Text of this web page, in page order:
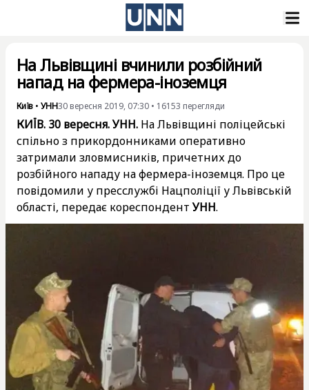
На Львівщині вчинили розбійний
напад на фермера-іноземця
Київ • УНН30 вересня 2019, 07:30 • 16153 перегляди
КИЇВ. 30 вересня. УНН. На Львівщині поліцейські
спільно з прикордонниками оперативно
затримали зловмисників, причетних до
розбійного нападу на фермера-іноземця. Про це
повідомили у пресслужбі Нацполіції у Львівській
області, передає кореспондентУНН.